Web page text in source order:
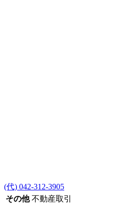
(代) 042-312-3905
その他 不動産取引